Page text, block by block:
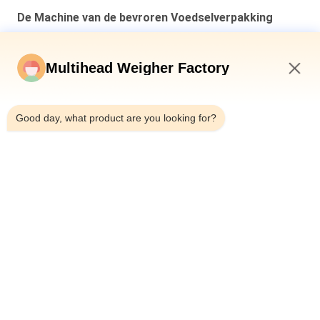
De Machine van de bevroren Voedselverpakking
zeevruchten
Automatische rundvlees varkensvlees pluimvee worstjes
Multihead Weigher Factory
Good day, what product are you looking for?